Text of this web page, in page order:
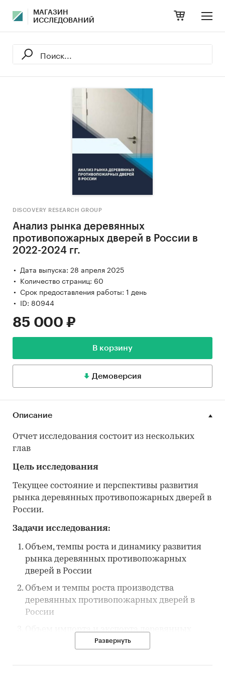
МАГАЗИН
ИССЛЕДОВАНИЙ
DISCOVERY RESEARCH GROUP
Анализ рынка деревянных
противопожарных дверей в России в
2022-2024 гг.
Дата выпуска: 28 апреля 2025
Количество страниц: 60
Срок предоставления работы: 1 день
ID: 80944
85 000 ₽
В корзину
Демоверсия
Описание
Отчет исследования состоит из нескольких
глав
Цель исследования
Текущее состояние и перспективы развития
рынка деревянных противопожарных дверей в
России.
Задачи исследования:
Объем, темпы роста и динамику развития
рынка деревянных противопожарных
дверей в России
Объем и темпы роста производства
деревянных противопожарных дверей в
России
противопожарных дверей
Развернуть